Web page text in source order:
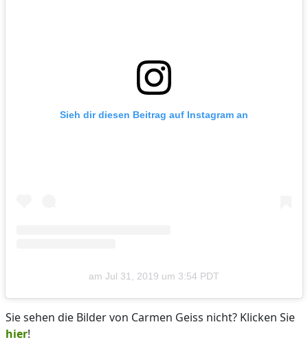
Sieh dir diesen Beitrag auf Instagram an
am Jul 31, 2019 um 3:54 PDT
Sie sehen die Bilder von Carmen Geiss nicht? Klicken Sie
hier!